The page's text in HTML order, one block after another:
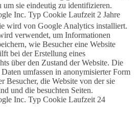
um sie eindeutig zu identifizieren.
Inc. Typ Cookie Laufzeit 2 Jahre
wird von Google Analytics installiert.
verwendet, um Informationen
wie Besucher eine Website
bei der Erstellung eines
über den Zustand der Website. Die
Daten umfassen in anonymisierter Form
Besucher, die Website von der sie
und die besuchten Seiten.
Inc. Typ Cookie Laufzeit 24